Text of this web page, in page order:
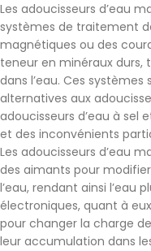
Les adoucisseurs d’eau
systèmes de traitement
magnétiques ou des
teneur en minéraux durs,
dans l’eau. Ces
alternatives aux
adoucisseurs d’eau à sel
et des inconvénients
Les adoucisseurs d’eau
des aimants pour
l’eau, rendant ainsi l’eau
électroniques, quant à
pour changer la charge
leur accumulation dans